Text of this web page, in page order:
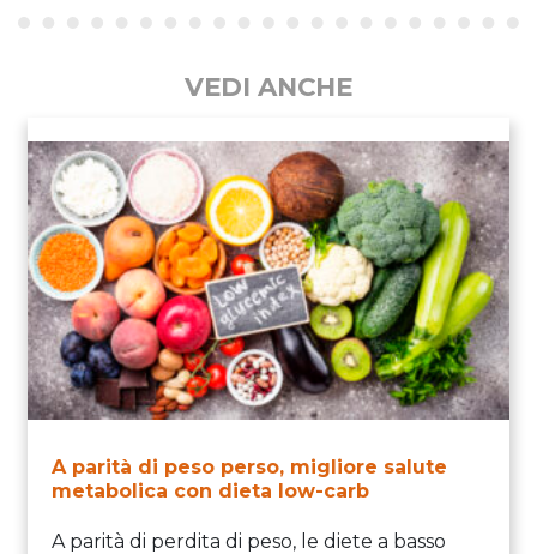
VEDI ANCHE
A parità di peso perso, migliore salute
metabolica con dieta low-carb
A parità di perdita di peso, le diete a basso